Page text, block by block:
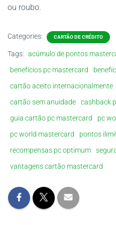
ou roubo.
Categories: CARTÃO DE CRÉDITO
Tags: acúmulo de pontos
benefícios pc mastercard
cartão aceito internacionalmente
cartão sem anuidade
cashback
guia cartão pc mastercard
pc
pc world mastercard
pontos
recompensas pc optimum
vantagens cartão mastercard